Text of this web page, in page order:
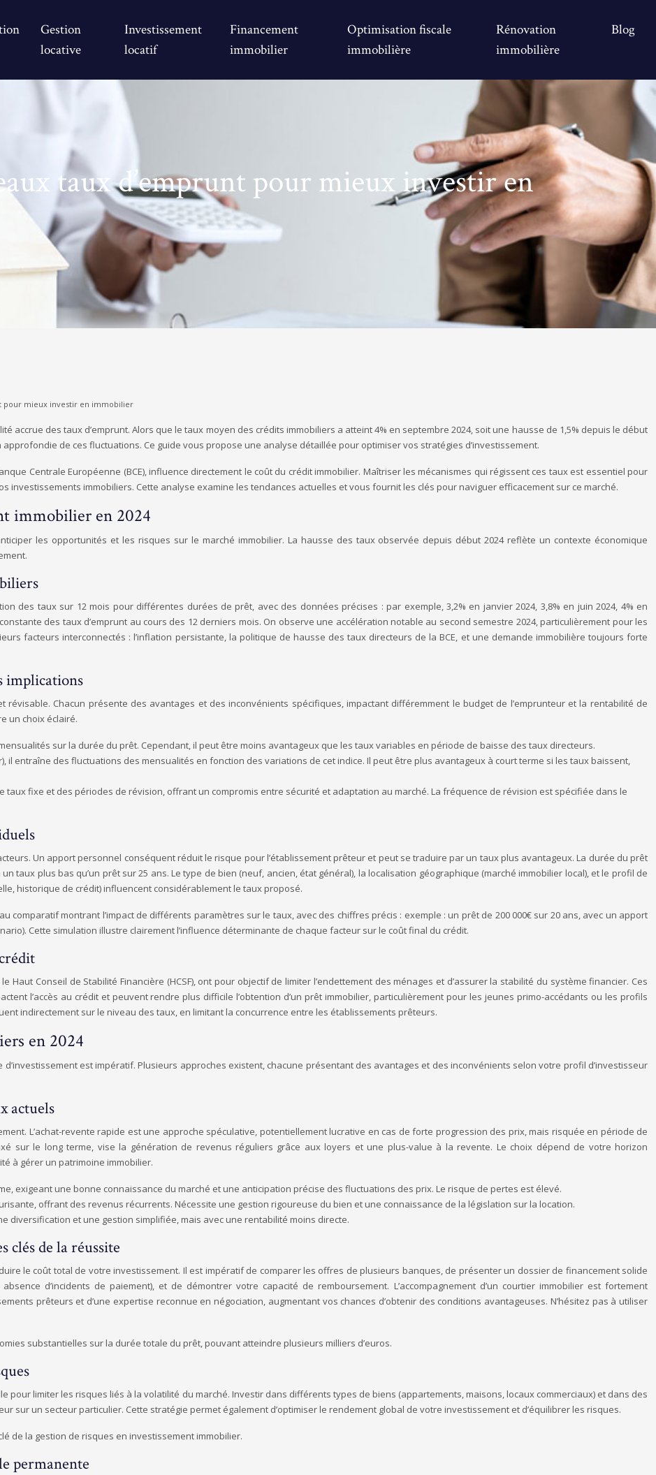
Gestion
locative
Investissement
locatif
Financement
immobilier
Optimisation fiscale
immobilière
Rénovation
immobilière
Blog
taux d’emprunt pour mieux investir en
pour mieux investir en immobilier
accrue des taux d’emprunt. Alors que le taux moyen des crédits immobiliers a atteint 4% en septembre 2024, soit une hausse de 1,5% depuis le début
de ces fluctuations. Ce guide vous propose une analyse détaillée pour optimiser vos stratégies d’investissement.
Centrale Européenne (BCE), influence directement le coût du crédit immobilier. Maîtriser les mécanismes qui régissent ces taux est essentiel pour
investissements immobiliers. Cette analyse examine les tendances actuelles et vous fournit les clés pour naviguer efficacement sur ce marché.
immobilier en 2024
les opportunités et les risques sur le marché immobilier. La hausse des taux observée depuis début 2024 reflète un contexte économique
des taux sur 12 mois pour différentes durées de prêt, avec des données précises : par exemple, 3,2% en janvier 2024, 3,8% en juin 2024, 4% en
des taux d’emprunt au cours des 12 derniers mois. On observe une accélération notable au second semestre 2024, particulièrement pour les
facteurs interconnectés : l’inflation persistante, la politique de hausse des taux directeurs de la BCE, et une demande immobilière toujours forte
implications
Chacun présente des avantages et des inconvénients spécifiques, impactant différemment le budget de l’emprunteur et la rentabilité de
un choix éclairé.
sur la durée du prêt. Cependant, il peut être moins avantageux que les taux variables en période de baisse des taux directeurs.
il entraîne des fluctuations des mensualités en fonction des variations de cet indice. Il peut être plus avantageux à court terme si les taux baissent,
taux fixe et des périodes de révision, offrant un compromis entre sécurité et adaptation au marché. La fréquence de révision est spécifiée dans le
Un apport personnel conséquent réduit le risque pour l’établissement prêteur et peut se traduire par un taux plus avantageux. La durée du prêt
taux plus bas qu’un prêt sur 25 ans. Le type de bien (neuf, ancien, état général), la localisation géographique (marché immobilier local), et le profil de
historique de crédit) influencent considérablement le taux proposé.
comparatif montrant l’impact de différents paramètres sur le taux, avec des chiffres précis : exemple : un prêt de 200 000€ sur 20 ans, avec un apport
Cette simulation illustre clairement l’influence déterminante de chaque facteur sur le coût final du crédit.
Haut Conseil de Stabilité Financière (HCSF), ont pour objectif de limiter l’endettement des ménages et d’assurer la stabilité du système financier. Ces
l’accès au crédit et peuvent rendre plus difficile l’obtention d’un prêt immobilier, particulièrement pour les jeunes primo-accédants ou les profils
indirectement sur le niveau des taux, en limitant la concurrence entre les établissements prêteurs.
en 2024
est impératif. Plusieurs approches existent, chacune présentant des avantages et des inconvénients selon votre profil d’investisseur
actuels
L’achat-revente rapide est une approche spéculative, potentiellement lucrative en cas de forte progression des prix, mais risquée en période de
sur le long terme, vise la génération de revenus réguliers grâce aux loyers et une plus-value à la revente. Le choix dépend de votre horizon
à gérer un patrimoine immobilier.
exigeant une bonne connaissance du marché et une anticipation précise des fluctuations des prix. Le risque de pertes est élevé.
offrant des revenus récurrents. Nécessite une gestion rigoureuse du bien et une connaissance de la législation sur la location.
diversification et une gestion simplifiée, mais avec une rentabilité moins directe.
clés de la réussite
le coût total de votre investissement. Il est impératif de comparer les offres de plusieurs banques, de présenter un dossier de financement solide
d’incidents de paiement), et de démontrer votre capacité de remboursement. L’accompagnement d’un courtier immobilier est fortement
prêteurs et d’une expertise reconnue en négociation, augmentant vos chances d’obtenir des conditions avantageuses. N’hésitez pas à utiliser
substantielles sur la durée totale du prêt, pouvant atteindre plusieurs milliers d’euros.
limiter les risques liés à la volatilité du marché. Investir dans différents types de biens (appartements, maisons, locaux commerciaux) et dans des
sur un secteur particulier. Cette stratégie permet également d’optimiser le rendement global de votre investissement et d’équilibrer les risques.
de la gestion de risques en investissement immobilier.
permanente